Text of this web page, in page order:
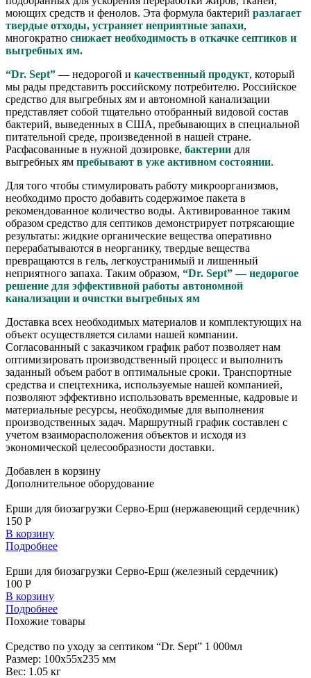
моющих средств и фенолов. Эта формула бактерий разлагает
твердые отходы, устраняет неприятные запахи,
многократно снижает необходимость в откачке септиков и
выгребных ям.
“Dr. Sept” — недорогой и качественный продукт, который
мы рады представить российскому потребителю. Российское
средство для выгребных ям и автономной канализации
представляет собой тщательно отобранный видовой состав
бактерий, выведенных в США, пребывающих в специальной
питательной среде, произведенной в нашей стране.
Расфасованные в нужной дозировке, бактерии для
выгребных ям пребывают в уже активном состоянии.
Для того чтобы стимулировать работу микроорганизмов,
необходимо просто добавить содержимое пакета в
рекомендованное количество воды. Активированное таким
образом средство для септиков демонстрирует потрясающие
результаты: жидкие органические вещества оперативно
перерабатываются в неорганику, твердые вещества
превращаются в гель, легкоустранимый и лишенный
неприятного запаха. Таким образом, “Dr. Sept” — недорогое
решение для эффективной работы автономной
канализации и очистки выгребных ям
Доставка всех необходимых материалов и комплектующих на
объект осуществляется силами нашей компании.
Согласованный с заказчиком график работ позволяет нам
оптимизировать производственный процесс и выполнить
заданный объем работ в оптимальные сроки. Транспортные
средства и спецтехника, используемые нашей компанией,
позволяют эффективно использовать временные, кадровые и
материальные ресурсы, необходимые для выполнения
производственных задач. Маршрутный график составлен с
учетом взаиморасположения объектов и исходя из
экономической целесообразности доставки.
Добавлен в корзину
Дополнительное оборудование
Ерши для биозагрузки Серво-Ерш (нержавеющий сердечник)
150 Р
В корзину
Подробнее
Ерши для биозагрузки Серво-Ерш (железный сердечник)
100 Р
В корзину
Подробнее
Похожие товары
Средство по уходу за септиком “Dr. Sept” 1 000мл
Размер: 100x55x235 мм
Вес: 1.05 кг